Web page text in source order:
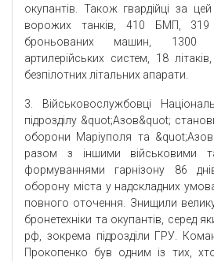
окупантів. Також гвардійці за
ворожих танків, 410 БМП,
броньованих машин, 1300
артилерійських систем, 18
безпілотних літальних апарати.
3. Військовослужбовці
підрозділу &quot;Азов&quot;
оборони Маріуполя та
разом з іншими військовими
формуваннями гарнізону 86
оборону міста у надскладних
повного оточення. Знищили велику
бронетехніки та окупантів, серед
рф, зокрема підрозділи ГРУ.
Прокопенко був одним із тих,